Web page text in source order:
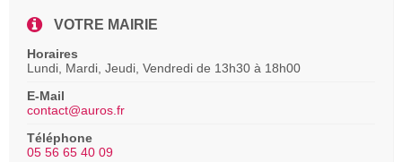
VOTRE MAIRIE
Horaires
Lundi, Mardi, Jeudi, Vendredi de 13h30 à 18h00
E-Mail
contact@auros.fr
Téléphone
05 56 65 40 09